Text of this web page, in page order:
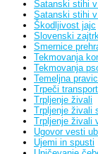
Satanski stihi
Satanski stihi
Škodljivost jajc
Slovenski
Smernice
Tekmovanja
Tekmovanja
Temeljna
Trpeči transport
Trpljenje živali
Trpljenje živali
Trpljenje živali
Ugovor vesti
Ujemi in spusti